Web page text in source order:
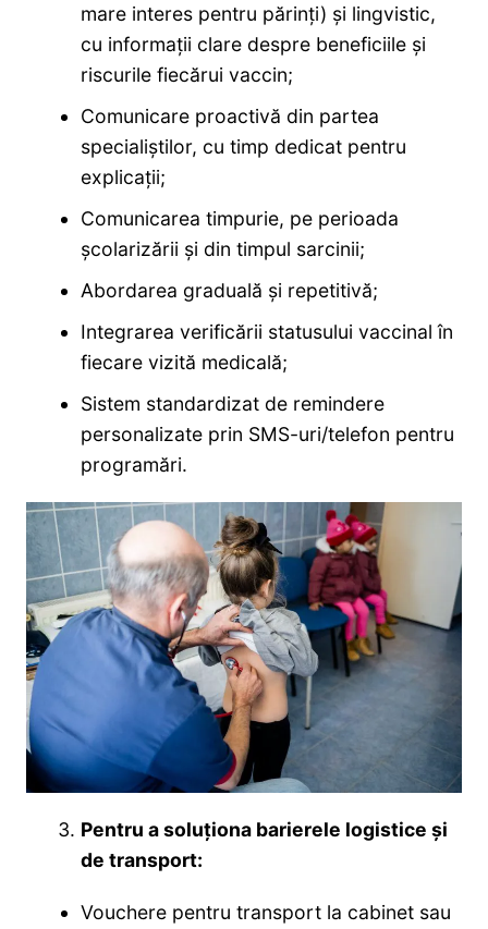
mare interes pentru părinți) și lingvistic,
cu informații clare despre beneficiile și
riscurile fiecărui vaccin;
Comunicare proactivă din partea
specialiștilor, cu timp dedicat pentru
explicații;
Comunicarea timpurie, pe perioada
școlarizării și din timpul sarcinii;
Abordarea graduală și repetitivă;
Integrarea verificării statusului vaccinal în
fiecare vizită medicală;
Sistem standardizat de remindere
personalizate prin SMS-uri/telefon pentru
programări.
Pentru a soluționa barierele logistice și
de transport:
Vouchere pentru transport la cabinet sau